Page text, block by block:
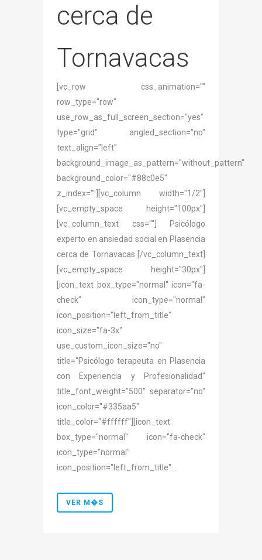
cerca de
Tornavacas
[vc_row css_animation=""
row_type="row"
use_row_as_full_screen_section="yes"
type="grid" angled_section="no"
text_align="left"
background_image_as_pattern="without_pattern"
background_color="#88c0e5"
z_index=""][vc_column width="1/2"]
[vc_empty_space height="100px"]
[vc_column_text css=""] Psicólogo
experto en ansiedad social en Plasencia
cerca de Tornavacas [/vc_column_text]
[vc_empty_space height="30px"]
[icon_text box_type="normal" icon="fa-
check" icon_type="normal"
icon_position="left_from_title"
icon_size="fa-3x"
use_custom_icon_size="no"
title="Psicólogo terapeuta en Plasencia
con Experiencia y Profesionalidad"
title_font_weight="500" separator="no"
icon_color="#335aa5"
title_color="#ffffff"][icon_text
box_type="normal" icon="fa-check"
icon_type="normal"
icon_position="left_from_title"...
VER M�S